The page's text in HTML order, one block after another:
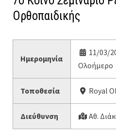
Ορθοπαιδικής
Ημερομηνία
11/03/
Ολοήμερο
Τοποθεσία Royal
Διεύθυνση Αθ.